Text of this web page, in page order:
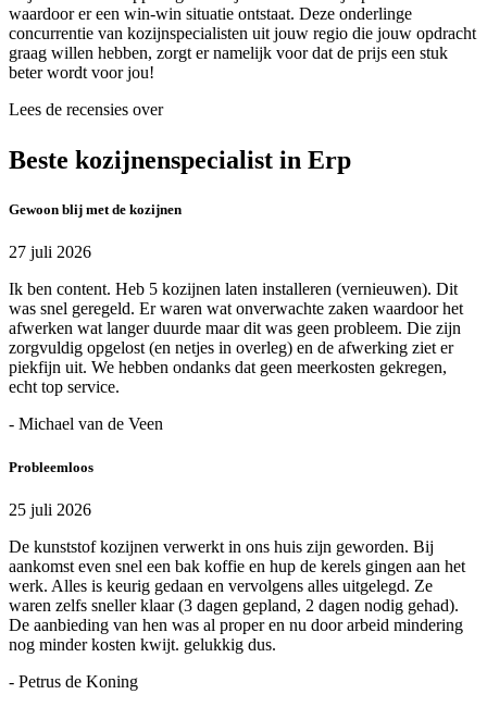
waardoor er een win-win situatie ontstaat. Deze onderlinge
concurrentie van kozijnspecialisten uit jouw regio die jouw opdracht
graag willen hebben, zorgt er namelijk voor dat de prijs een stuk
beter wordt voor jou!
Lees de recensies over
Beste kozijnenspecialist in Erp
Gewoon blij met de kozijnen
27 juli 2026
Ik ben content. Heb 5 kozijnen laten installeren (vernieuwen). Dit
was snel geregeld. Er waren wat onverwachte zaken waardoor het
afwerken wat langer duurde maar dit was geen probleem. Die zijn
zorgvuldig opgelost (en netjes in overleg) en de afwerking ziet er
piekfijn uit. We hebben ondanks dat geen meerkosten gekregen,
echt top service.
- Michael van de Veen
Probleemloos
25 juli 2026
De kunststof kozijnen verwerkt in ons huis zijn geworden. Bij
aankomst even snel een bak koffie en hup de kerels gingen aan het
werk. Alles is keurig gedaan en vervolgens alles uitgelegd. Ze
waren zelfs sneller klaar (3 dagen gepland, 2 dagen nodig gehad).
De aanbieding van hen was al proper en nu door arbeid mindering
nog minder kosten kwijt. gelukkig dus.
- Petrus de Koning